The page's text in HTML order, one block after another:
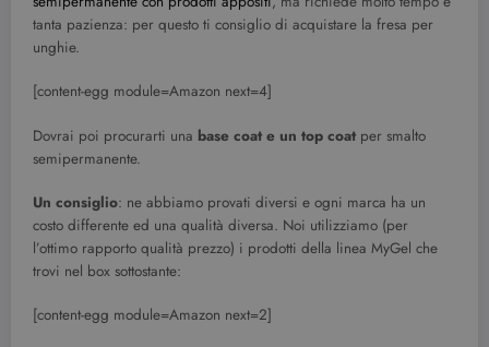
tanta pazienza: per questo ti consiglio di acquistare la fresa per
unghie.
[content-egg module=Amazon next=4]
Dovrai poi procurarti una base coat e un top coat per smalto
semipermanente.
Un consiglio: ne abbiamo provati diversi e ogni marca ha un
costo differente ed una qualità diversa. Noi utilizziamo (per
l’ottimo rapporto qualità prezzo) i prodotti della linea MyGel che
trovi nel box sottostante:
[content-egg module=Amazon next=2]